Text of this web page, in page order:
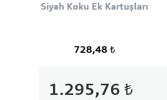
1.295,76 ₺
Siyah Koku Ek Kartuşları
728,48 ₺